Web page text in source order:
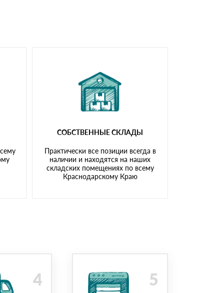
СОБСТВЕННЫЕ СКЛАДЫ
Практически все позиции всегда в
наличии и находятся на наших
складских помещениях по всему
Краснодарскому Краю